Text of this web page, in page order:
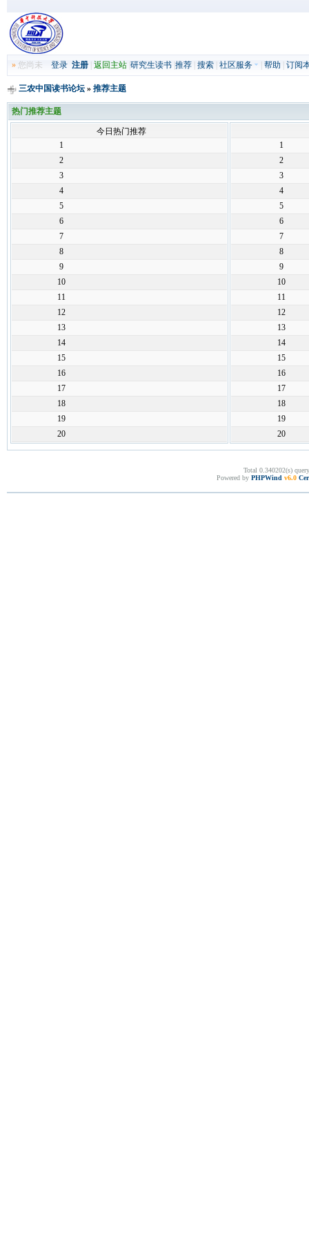
»您尚未 登录 注册| 返回主站| 研究生读书| 推荐| 搜索| 社区服务 帮助 订阅
三农中国读书论坛» 推荐主题
热门推荐主题
今日热门推荐
1
2
3
4
5
6
7
8
9
10
11
12
13
14
15
16
17
18
19
20
1
2
3
4
5
6
7
8
9
10
11
12
13
14
15
16
17
18
19
20
Total 0.340202(s)
Powered by PHPWind v6.0